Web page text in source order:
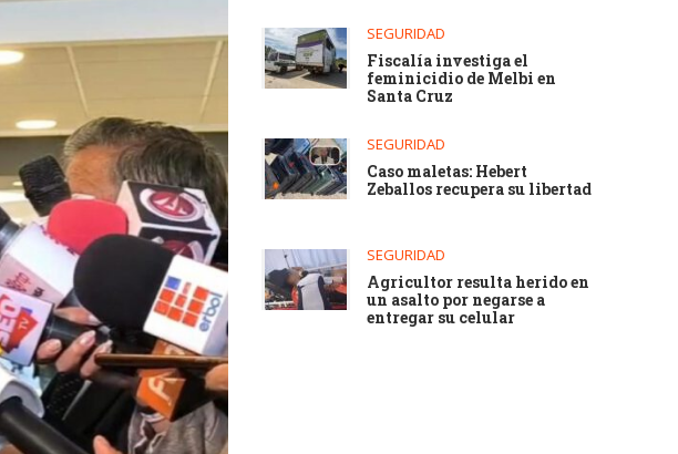
SEGURIDAD
Fiscalía investiga el
feminicidio de Melbi en
Santa Cruz
SEGURIDAD
Caso maletas: Hebert
Zeballos recupera su libertad
SEGURIDAD
Agricultor resulta herido en
un asalto por negarse a
entregar su celular